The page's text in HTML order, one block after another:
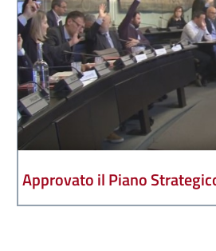
Approvato il Piano